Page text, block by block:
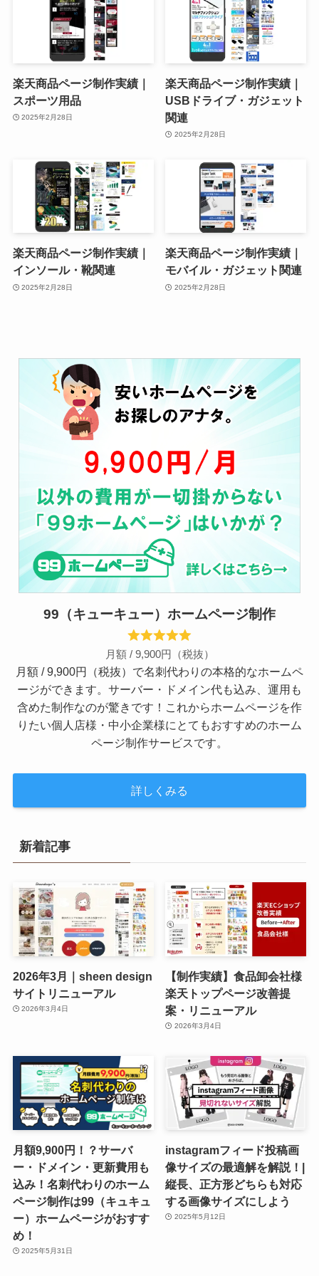
楽天商品ページ制作実績｜
スポーツ用品
2025年2月28日
楽天商品ページ制作実績｜
USBドライブ・ガジェット
関連
2025年2月28日
楽天商品ページ制作実績｜
インソール・靴関連
2025年2月28日
楽天商品ページ制作実績｜
モバイル・ガジェット関連
2025年2月28日
99（キューキュー）ホームページ制作
月額 / 9,900円（税抜）
月額 / 9,900円（税抜）で名刺代わりの本格的なホームペ
ージができます。サーバー・ドメイン代も込み、運用も
含めた制作なのが驚きです！これからホームページを作
りたい個人店様・中小企業様にとてもおすすめのホーム
ページ制作サービスです。
詳しくみる
新着記事
2026年3月｜sheen design
サイトリニューアル
2026年3月4日
【制作実績】食品卸会社様
楽天トップページ改善提
案・リニューアル
2026年3月4日
月額9,900円！？サーバ
ー・ドメイン・更新費用も
込み！名刺代わりのホーム
ページ制作は99（キュキュ
ー）ホームページがおすす
め！
2025年5月31日
instagramフィード投稿画
像サイズの最適解を解説！|
縦長、正方形どちらも対応
する画像サイズにしよう
2025年5月12日